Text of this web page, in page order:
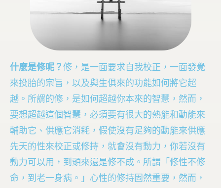
什麼是修呢？修，是一面要求自我校正，一面發覺
來投胎的宗旨，以及與生俱來的功能如何將它超
越。所謂的修，是如何超越你本來的智慧，然而，
要想超越這個智慧，必須要有很大的熱能和動能來
輔助它、供應它消耗，假使沒有足夠的動能來供應
先天的性來校正或修持，就會沒有動力，你若沒有
動力可以用，到頭來還是修不成。所謂「修性不修
命，到老一身病。」心性的修持固然重要，然而，